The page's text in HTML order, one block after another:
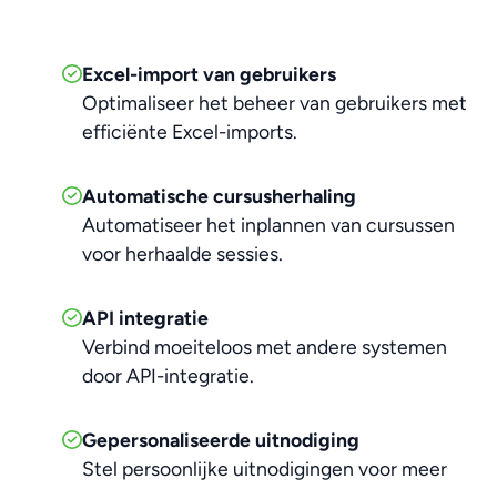
Excel-import van gebruikers
Optimaliseer het beheer van gebruikers met
efficiënte Excel-imports.
Automatische cursusherhaling
Automatiseer het inplannen van cursussen
voor herhaalde sessies.
API integratie
Verbind moeiteloos met andere systemen
door API-integratie.
Gepersonaliseerde uitnodiging
Stel persoonlijke uitnodigingen voor meer